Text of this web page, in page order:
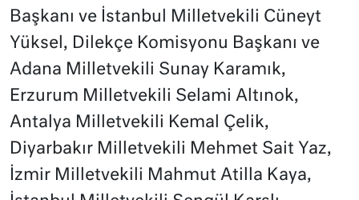
Başkanı ve İstanbul Milletvekili Cüneyt
Yüksel, Dilekçe Komisyonu Başkanı ve
Adana Milletvekili Sunay Karamık,
Erzurum Milletvekili Selami Altınok,
Antalya Milletvekili Kemal Çelik,
Diyarbakır Milletvekili Mehmet Sait Yaz,
İzmir Milletvekili Mahmut Atilla Kaya,